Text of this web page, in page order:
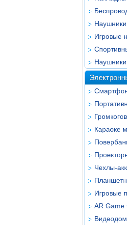
Игровые
Караоке
Чехлы-
Игровые
AR Game